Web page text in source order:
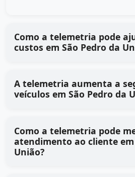
Como a telemetria pode
custos em São Pedro da
A telemetria aumenta a
veículos em São Pedro da
Como a telemetria pode
atendimento ao cliente em
União?